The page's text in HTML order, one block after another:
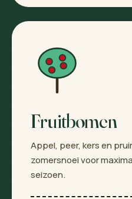
Fruitbomen
Appel, peer, kers en
zomersnoei voor
seizoen.